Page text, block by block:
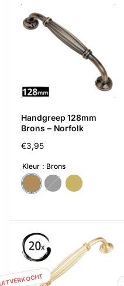
Handgreep 128mm
Brons – Norfolk
Normale
€3,95
Kleur Brons